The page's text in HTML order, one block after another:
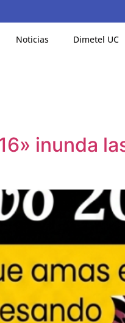
Noticias Dimetel UC
inunda